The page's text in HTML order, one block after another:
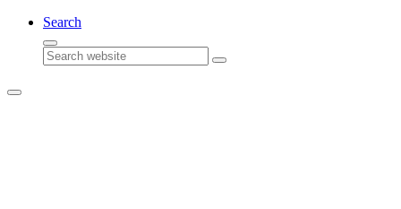
Search
Search